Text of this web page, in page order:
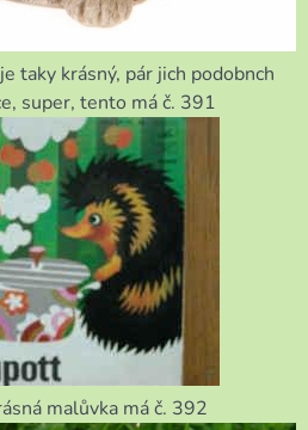
taky krásný, pár jich podobnch
super, tento má č. 391
malůvka má č. 392